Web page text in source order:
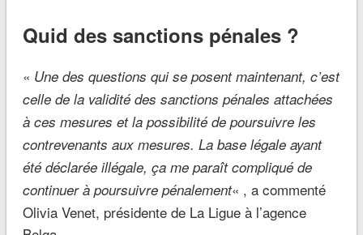
Quid des sanctions pénales ?
« Une des questions qui se posent maintenant, c’est
celle de la validité des sanctions pénales attachées
à ces mesures et la possibilité de poursuivre les
contrevenants aux mesures. La base légale ayant
été déclarée illégale, ça me paraît compliqué de
continuer à poursuivre pénalement« , a commenté
Olivia Venet, présidente de La Ligue à l’agence